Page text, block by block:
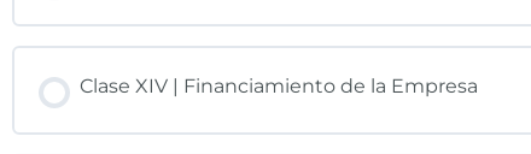
Clase XIV | Financiamiento de la Empresa